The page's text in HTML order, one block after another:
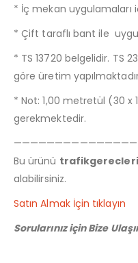
* İç mekan uygulamaları
* Çift taraflı bant ile
* TS 13720 belgelidir. TS
göre üretim
* Not: 1,00 metretül (30 x
gerekmektedir.
Bu ürünü
alabilirsiniz.
Satın Almak İçin tıklayın
Sorularınız için Bize